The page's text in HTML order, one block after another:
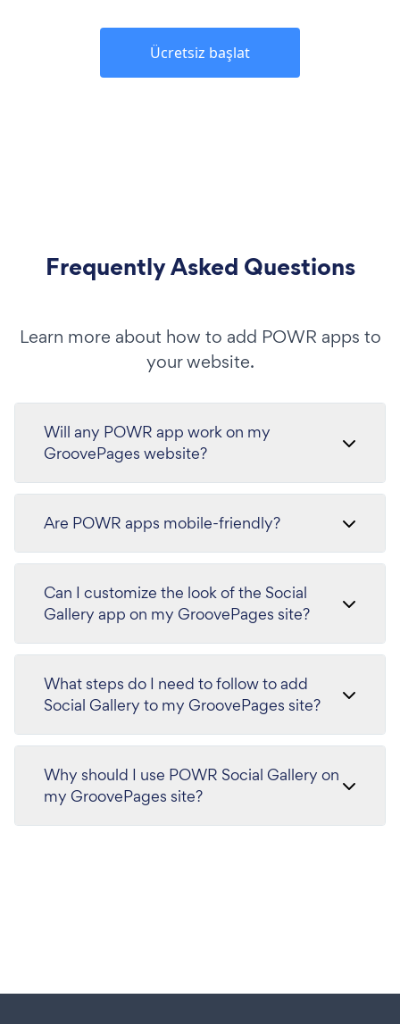
Ücretsiz başlat
Frequently Asked Questions
Learn more about how to add POWR apps to
your website.
Will any POWR app work on my
GroovePages website?
Are POWR apps mobile-friendly?
Can I customize the look of the Social
Gallery app on my GroovePages site?
What steps do I need to follow to add
Social Gallery to my GroovePages site?
Why should I use POWR Social Gallery on
my GroovePages site?